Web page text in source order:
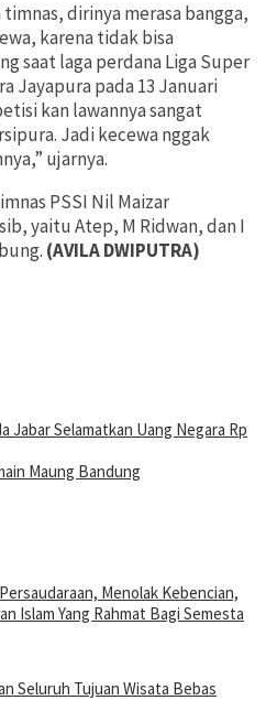
dirinya merasa bangga,
karena tidak bisa
saat laga perdana Liga Super
Jayapura pada 13 Januari
kan lawannya sangat
Jadi kecewa nggak
ujarnya.
PSSI Nil Maizar
yaitu Atep, M Ridwan, dan I
(AVILA DWIPUTRA)
Jabar Selamatkan Uang Negara Rp
Maung Bandung
Menolak Kebencian,
Islam Yang Rahmat Bagi Semesta
Seluruh Tujuan Wisata Bebas